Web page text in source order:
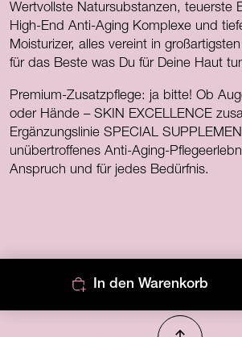
Wertvollste Natursubstanzen, teuerste
High-End Anti-Aging Komplexe und
Moisturizer, alles vereint in
für das Beste was Du für Deine Haut
Premium-Zusatzpflege: ja bitte! Ob
oder Hände – SKIN EXCELLENCE
Ergänzungslinie SPECIAL
unübertroffenes Anti-Aging-
Anspruch und für jedes Bedürfnis.
In den Warenkorb
Nach oben